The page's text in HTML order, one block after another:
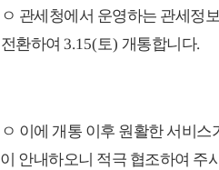
ㅇ 관세청에서 운영하는 관세정
전환하여3.15(토) 개통합니다.
ㅇ 이에 개통 이후 원활한 서비
이 안내하오니 적극 협조하여 주